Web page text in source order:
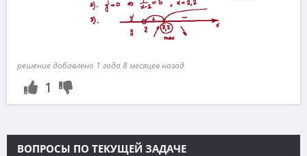
решение добавлено 1 года 8 месяцев назад
1
ВОПРОСЫ ПО ТЕКУЩЕЙ ЗАДАЧЕ